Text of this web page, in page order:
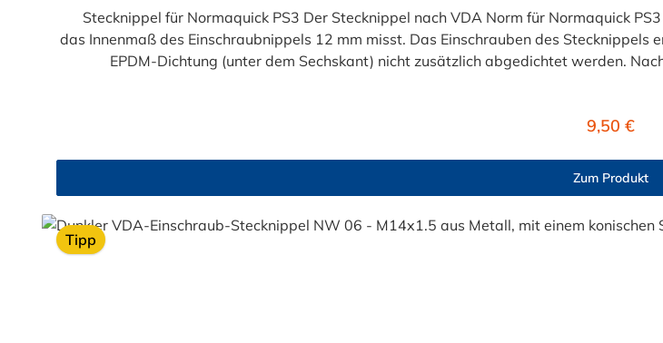
Stecknippel für Normaquick PS3 Der Stecknippel nach VDA Norm für Normaquick
das Innenmaß des Einschraubnippels 12 mm misst. Das Einschrauben des
EPDM-Dichtung (unter dem Sechskant) nicht zusätzlich abgedichtet werden. Nachfolgend
Stecksysteme zum Einsatz. Als Gegenstück für den Steckverbinder an der Regulärer
9,50 €
Zum Produkt
Tipp